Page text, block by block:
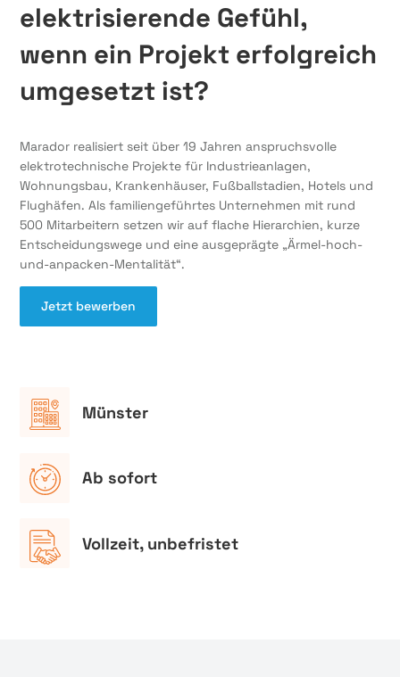
elektrisierende Gefühl,
wenn ein Projekt erfolgreich
umgesetzt ist?
Marador realisiert seit über 19 Jahren anspruchsvolle
elektrotechnische Projekte für Industrieanlagen,
Wohnungsbau, Krankenhäuser, Fußballstadien, Hotels und
Flughäfen. Als familiengeführtes Unternehmen mit rund
500 Mitarbeitern setzen wir auf flache Hierarchien, kurze
Entscheidungswege und eine ausgeprägte „Ärmel-hoch-
und-anpacken-Mentalität“.
Jetzt bewerben
Münster
Ab sofort
Vollzeit, unbefristet